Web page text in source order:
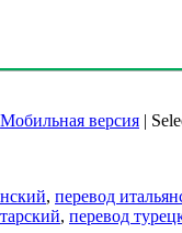
Мобильная версия |
, перевод
, перевод